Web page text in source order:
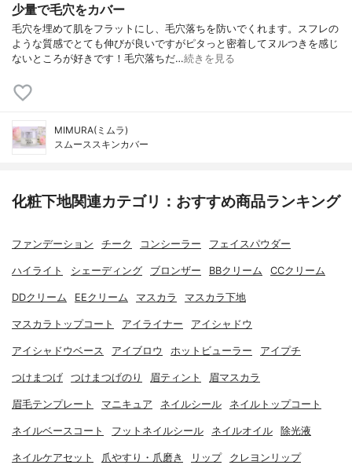
少量で毛穴をカバー
毛穴を埋めて肌をフラットにし、毛穴落ちを防いでくれます。スフレの
ような質感でとても伸びが良いですがピタっと密着してヌルつきを感じ
ないところが好きです！毛穴落ちだ…続きを見る
MIMURA(ミムラ)
スムーススキンカバー
化粧下地関連カテゴリ：おすすめ商品ランキング
ファンデーション チーク コンシーラー フェイスパウダー
ハイライト シェーディング ブロンザー BBクリーム CCクリーム
DDクリーム EEクリーム マスカラ マスカラ下地
マスカラトップコート アイライナー アイシャドウ
アイシャドウベース アイブロウ ホットビューラー アイプチ
つけまつげ つけまつげのり 眉ティント 眉マスカラ
眉毛テンプレート マニキュア ネイルシール ネイルトップコート
ネイルベースコート フットネイルシール ネイルオイル 除光液
ネイルケアセット 爪やすり・爪磨き リップ クレヨンリップ